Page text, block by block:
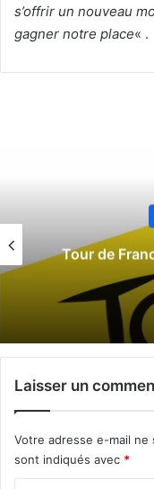
s’offrir un nouveau
gagner notre place« .
Tour de
Laisser un
Votre adresse e-mail ne
sont indiqués avec *